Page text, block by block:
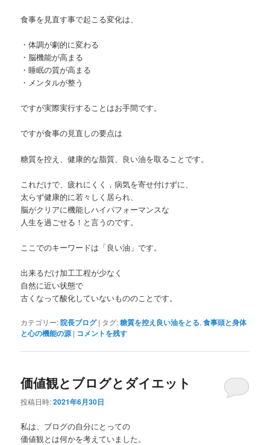
食事を見直す事で起こる変化は、
・体調が劇的に変わる
・脳機能が高まる
・睡眠の質が高まる
・メンタルが整う
ですが実際実行することはお手間です。
ですが食事の見直しの要点は
糖質を控え、健康的な脂質、良い油を取ることです。
これだけで、疲れにくく，病気を寄せ付けずに、
太らず健康的に若々しく居られ、
脳がクリアに機能しハイパフォーマンスな
人生を過ごせる！と言うのです。
ここでのキーワードは「良い油」です。
出来るだけ加工工程が少なく
自然に近い状態で
古くなって酸化していないもののことです。
カテゴリー:院長ブログ | タグ:糖質を控え良い油をとる,食事頭と身体
と心の機能の源 | コメントを残す
価値観とブログとダイエット
投稿日時:2021年6月30日
私は、ブログの自分にとっての
価値観とは何かを考えていました。